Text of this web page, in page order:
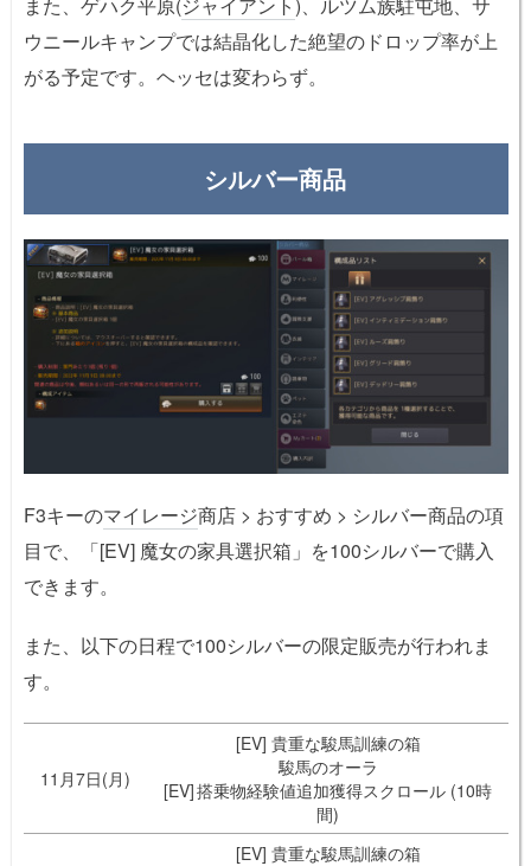
ウニールキャンプでは結晶化した絶望のドロップ率が上
がる予定です。ヘッセは変わらず。
シルバー商品
F3キーのマイレージ商店 > おすすめ > シルバー商品の項
目で、「[EV] 魔女の家具選択箱」を100シルバーで購入
できます。
また、以下の日程で100シルバーの限定販売が行われま
す。
11月7日(月)
[EV] 貴重な駿馬訓練の箱
駿馬のオーラ
[EV] 搭乗物経験値追加獲得スクロール (10時
間)
[EV] 貴重な駿馬訓練の箱